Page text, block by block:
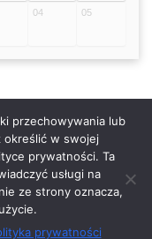
04 05
Sztank .
przechowywania lub
w swojej
prywatności. Ta
usługi na
ze strony oznacza,
prywatności